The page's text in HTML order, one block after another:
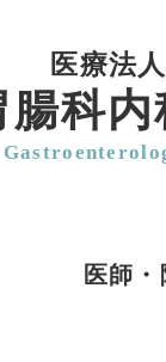
医療法
腸科
医師